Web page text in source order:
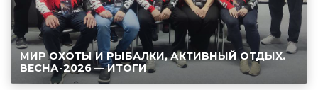
МИР ОХОТЫ И РЫБАЛКИ, АКТИВНЫЙ ОТДЫХ.
ВЕСНА-2026 — ИТОГИ